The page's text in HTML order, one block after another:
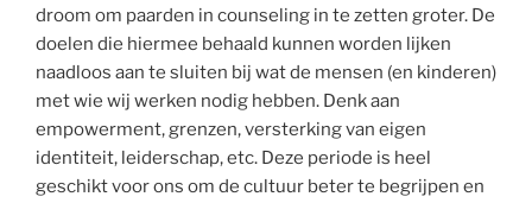
droom om paarden in counseling in te zetten groter. De
doelen die hiermee behaald kunnen worden lijken
naadloos aan te sluiten bij wat de mensen (en kinderen)
met wie wij werken nodig hebben. Denk aan
empowerment, grenzen, versterking van eigen
identiteit, leiderschap, etc. Deze periode is heel
geschikt voor ons om de cultuur beter te begrijpen en